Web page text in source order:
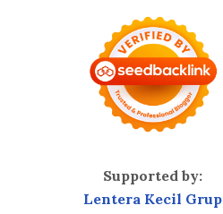
Supported by:
Lentera Kecil Grup